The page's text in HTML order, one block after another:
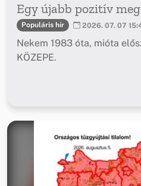
Egy újabb pozitív
Populáris hír 2026. 07. 07
Nekem 1983 óta, mióta
KÖZEPE.